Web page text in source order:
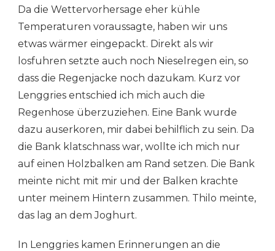
Da die Wettervorhersage eher kühle
Temperaturen voraussagte, haben wir uns
etwas wärmer eingepackt. Direkt als wir
losfuhren setzte auch noch Nieselregen ein, so
dass die Regenjacke noch dazukam. Kurz vor
Lenggries entschied ich mich auch die
Regenhose überzuziehen. Eine Bank wurde
dazu auserkoren, mir dabei behilflich zu sein. Da
die Bank klatschnass war, wollte ich mich nur
auf einen Holzbalken am Rand setzen. Die Bank
meinte nicht mit mir und der Balken krachte
unter meinem Hintern zusammen. Thilo meinte,
das lag an dem Joghurt.
In Lenggries kamen Erinnerungen an die